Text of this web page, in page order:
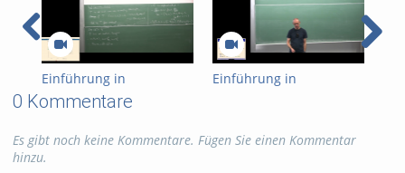
Einführung in
Kryptographie (in
English) 15
Einführung in
0 Kommentare
Es gibt noch keine Kommentare. Fügen Sie einen Kommentar
hinzu.